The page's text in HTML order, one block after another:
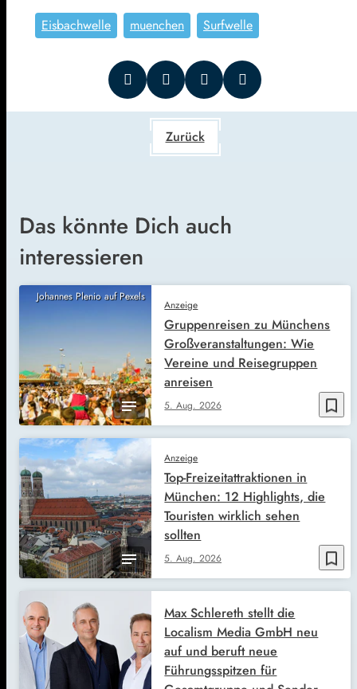
Eisbachwelle muenchen Surfwelle
Zurück
Das könnte Dich auch
interessieren
Johannes Plenio auf Pexels
bookmark_border
Anzeige
5. Aug. 2026
Gruppenreisen zu Münchens
Großveranstaltungen: Wie
Vereine und Reisegruppen
anreisen
bookmark_border
Anzeige
5. Aug. 2026
Top-Freizeitattraktionen in
München: 12 Highlights, die
Touristen wirklich sehen
sollten
Max Schlereth stellt die
Localism Media GmbH neu
auf und beruft neue
Führungsspitzen für